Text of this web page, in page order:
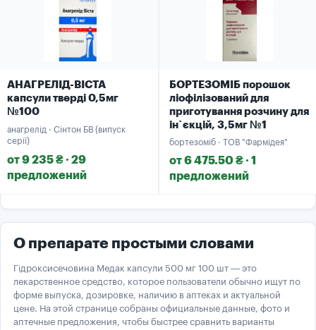
АНАГРЕЛІД-ВІСТА
капсули тверді 0,5мг
№100
анагрелід · Сінтон БВ (випуск
серії)
от 9 235 ₴ · 29
предложений
БОРТЕЗОМІБ порошок
ліофілізований для
приготування розчину для
ін`єкцій, 3,5мг №1
бортезоміб · ТОВ "Фармідея"
от 6 475.50 ₴ · 1
предложений
О препарате простыми словами
Гідроксисечовина Медак капсули 500 мг 100 шт — это
лекарственное средство, которое пользователи обычно ищут по
форме выпуска, дозировке, наличию в аптеках и актуальной
цене. На этой странице собраны официальные данные, фото и
аптечные предложения, чтобы быстрее сравнить варианты